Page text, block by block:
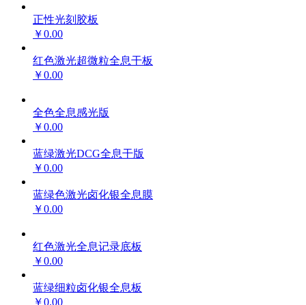
正性光刻胶板
￥0.00
红色激光超微粒全息干板
￥0.00
全色全息感光版
￥0.00
蓝绿激光DCG全息干版
￥0.00
蓝绿色激光卤化银全息膜
￥0.00
红色激光全息记录底板
￥0.00
蓝绿细粒卤化银全息板
￥0.00